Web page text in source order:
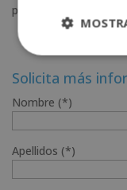
porque hoy os...
Solicita más
Nombre (*)
Apellidos (*)